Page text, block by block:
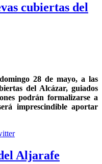
cubiertas del
28 de mayo, a las
del Alcázar, guiados
podrán formalizarse a
imprescindible aportar
Aljarafe